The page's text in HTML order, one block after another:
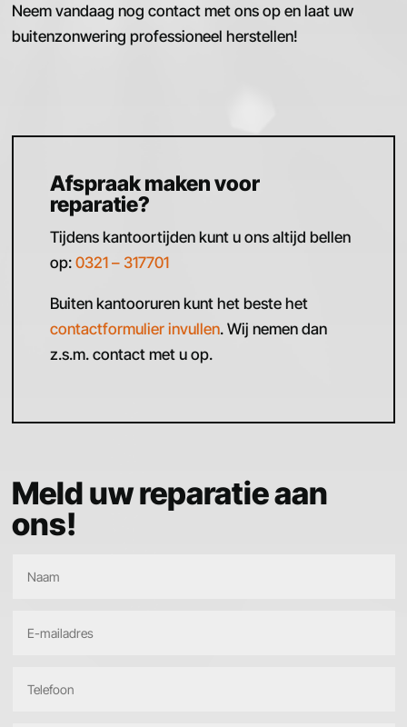
Neem vandaag nog contact met ons op en laat uw
buitenzonwering professioneel herstellen!
Afspraak maken voor
reparatie?
Tijdens kantoortijden kunt u ons altijd bellen
op:0321 – 317701
Buiten kantooruren kunt het beste het
contactformulier invullen. Wij nemen dan
z.s.m. contact met u op.
Meld uw reparatie aan
ons!